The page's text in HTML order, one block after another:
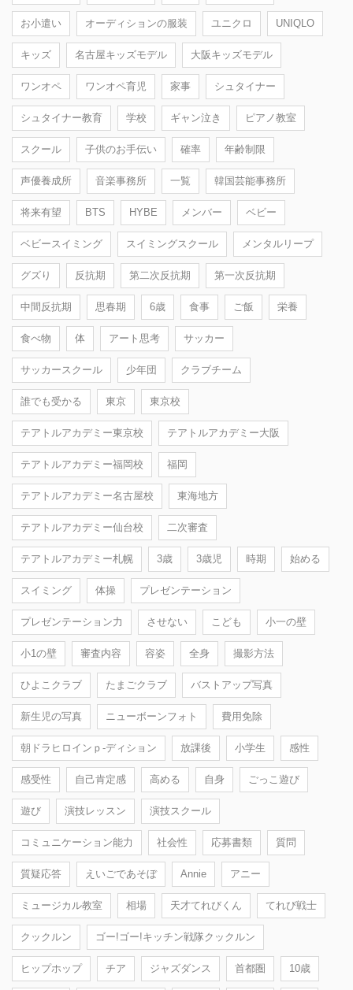
お小遣い オーディションの服装 ユニクロ UNIQLO
キッズ 名古屋キッズモデル 大阪キッズモデル
ワンオペ ワンオペ育児 家事 シュタイナー
シュタイナー教育 学校 ギャン泣き ピアノ教室
スクール 子供のお手伝い 確率 年齢制限
声優養成所 音楽事務所 一覧 韓国芸能事務所
将来有望 BTS HYBE メンバー ベビー
ベビースイミング スイミングスクール メンタルリープ
グズり 反抗期 第二次反抗期 第一次反抗期
中間反抗期 思春期 6歳 食事 ご飯 栄養
食べ物 体 アート思考 サッカー
サッカースクール 少年団 クラブチーム
誰でも受かる 東京 東京校
テアトルアカデミー東京校 テアトルアカデミー大阪
テアトルアカデミー福岡校 福岡
テアトルアカデミー名古屋校 東海地方
テアトルアカデミー仙台校 二次審査
テアトルアカデミー札幌 3歳 3歳児 時期 始める
スイミング 体操 プレゼンテーション
プレゼンテーション力 させない こども 小一の壁
小1の壁 審査内容 容姿 全身 撮影方法
ひよこクラブ たまごクラブ バストアップ写真
新生児の写真 ニューボーンフォト 費用免除
朝ドラヒロインｐ-ディション 放課後 小学生 感性
感受性 自己肯定感 高める 自身 ごっこ遊び
遊び 演技レッスン 演技スクール
コミュニケーション能力 社会性 応募書類 質問
質疑応答 えいごであそぼ Annie アニー
ミュージカル教室 相場 天才てれびくん てれび戦士
クックルン ゴー!ゴー!キッチン戦隊クックルン
ヒップホップ チア ジャズダンス 首都圏 10歳